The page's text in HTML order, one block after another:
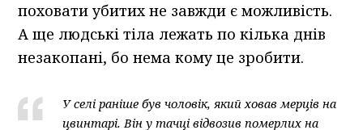
поховати убитих не завжди є можливість.
А ще людські тіла лежать по кілька днів
незакопані, бо нема кому це зробити.
У селі раніше був чоловік, який ховав мерців на
цвинтарі. Він у тачці відвозив померлих на